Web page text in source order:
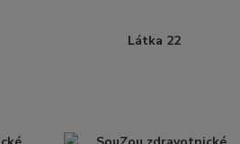
Látka 22